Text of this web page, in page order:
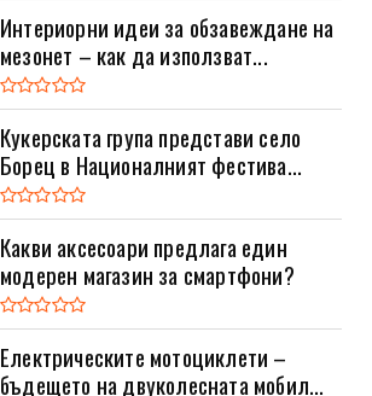
Интериорни идеи за обзавеждане на
мезонет – как да използват...
Кукерската група представи село
Борец в Националният фестива...
Какви аксесоари предлага един
модерен магазин за смартфони?
Електрическите мотоциклети –
бъдещето на двуколесната мобил...